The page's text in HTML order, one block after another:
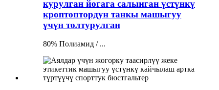
курулган йогага салынган үстүнкү
кроптоптордун танкы машыгуу
үчүн толтурулган
80% Полиамид / ...